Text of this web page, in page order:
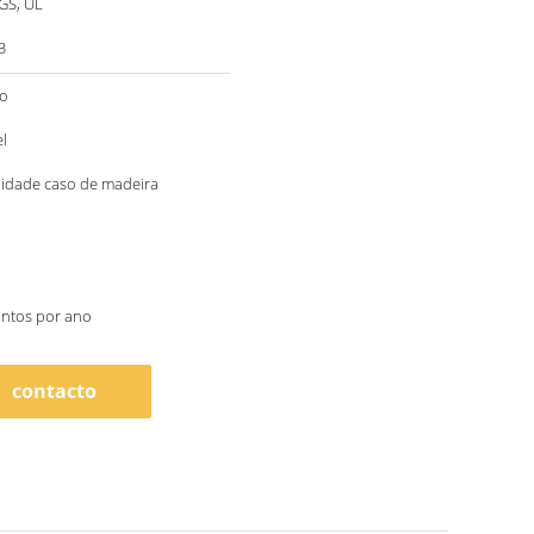
caso de madeira
por ano
contacto